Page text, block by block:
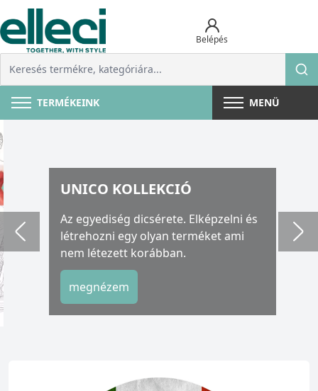
Belépés
TERMÉKEINK MENÜ
UNICO KOLLEKCIÓ
Az egyediség dicsérete. Elképzelni és
létrehozni egy olyan terméket ami
nem létezett korábban.
megnézem